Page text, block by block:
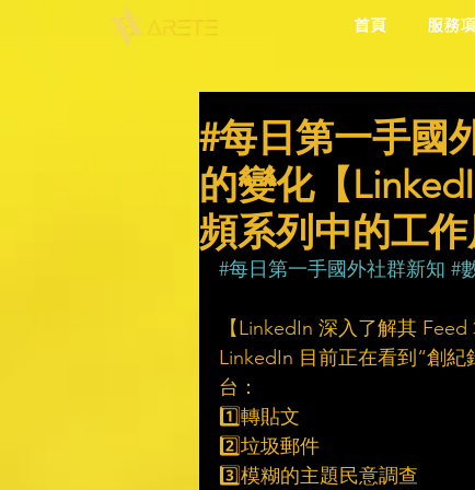
首頁 服務
#每日第一手國
的變化【
頻系列中的工作
#每日第一手國外社群新知 #
【LinkedIn 深入了解其
LinkedIn 目前正在看到“創
台：
1️⃣轉貼文
2️⃣垃圾郵件
3️⃣模糊的主題民意調查